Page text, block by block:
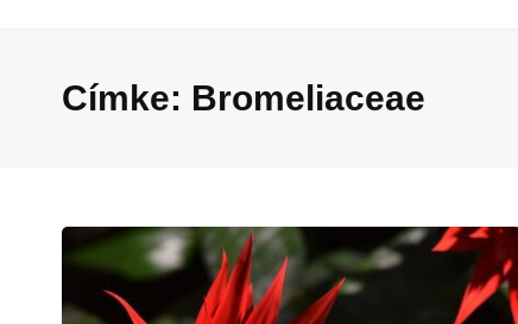
Címke: Bromeliaceae